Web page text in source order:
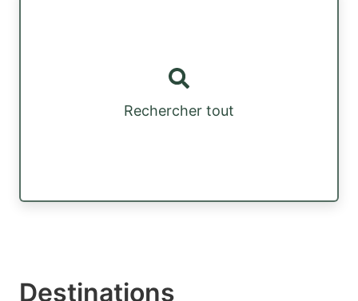
Rechercher tout
Destinations